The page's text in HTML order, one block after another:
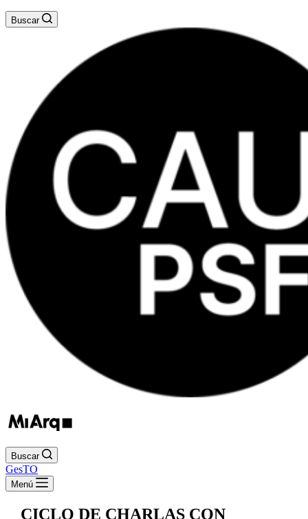
Buscar
Buscar
GesTO
Menú
CICLO DE CHARLAS CON